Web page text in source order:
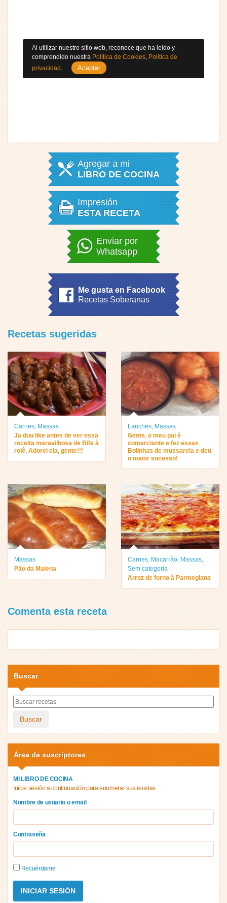
Agregar a mi
LIBRO DE COCINA
Impresión
ESTA RECETA
Enviar por
Whatsapp
Me gusta en Facebook
Recetas Soberanas
Recetas sugeridas
Carnes, Massas
Ja dou like antes de ver essa
receita maravilhosa de Bife à
rolê, Adorei ela, gente!!!
Lanches, Massas
Gente, o meu pai é
comerciante e fez essas
Bolinhas de mussarela e deu
o maior sucesso!
Massas
Pão da Malena
Carnes Macarrão Massas
Sem categoria
Arroz de forno à Parmegiana
Comenta esta receta
Buscar
Buscar
Área de suscriptores
MI LIBRO DE COCINA
Inicie sesión a continuación para enumerar sus recetas
Nombre de usuario o email
Contraseña
Recuérdame
Al utilizar nuestro sitio web, reconoce que ha leído y
comprendido nuestra Política de Cookies, Política de
privacidad . Aceptar